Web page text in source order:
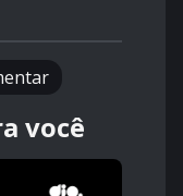
você